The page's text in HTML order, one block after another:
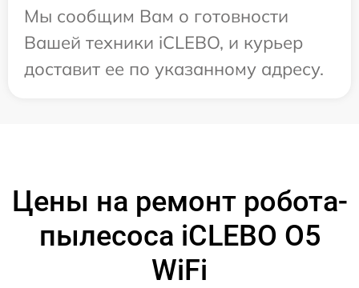
Мы сообщим Вам о готовности
Вашей техники iCLEBO, и курьер
доставит ее по указанному адресу.
Цены на ремонт робота-
пылесоса iCLEBO O5
WiFi